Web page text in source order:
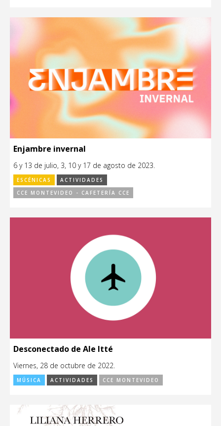
Enjambre invernal
6 y 13 de julio, 3, 10 y 17 de agosto de 2023.
ESCÉNICAS
ACTIVIDADES
CCE MONTEVIDEO - CAFETERÍA CCE
Desconectado de Ale Itté
Viernes, 28 de octubre de 2022.
MÚSICA ACTIVIDADES CCE MONTEVIDEO